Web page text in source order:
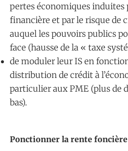
pertes économiques induites
financière et par le risque de
auquel les pouvoirs publics
face (hausse de la « taxe
de moduler leur IS en
distribution de crédit à
particulier aux PME (plus de
bas).
​Ponctionner la rente foncière